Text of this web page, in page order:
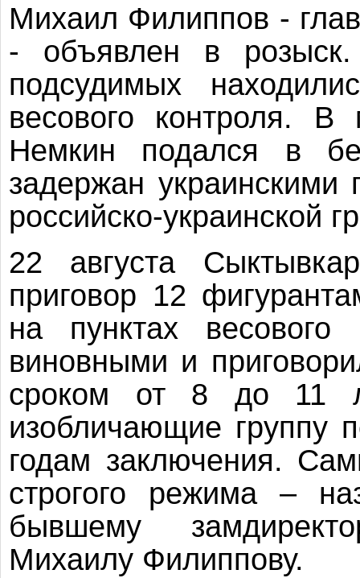
Михаил Филиппов -
- объявлен в
подсудимых
весового контроля.
Немкин подался в
задержан украинскими
российско-украинской
22 августа
приговор 12
на пунктах
виновными и
сроком от 8 до 11
изобличающие группу
годам заключения.
строгого режима –
бывшему
Михаилу Филиппову.